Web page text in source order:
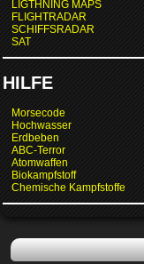
LIGTHNING MAPS
FLIGHTRADAR
SCHIFFSRADAR
SAT
HILFE
Morsecode
Hochwasser
Erdbeben
ABC-Terror
Atomwaffen
Biokampfstoff
Chemische Kampfstoffe